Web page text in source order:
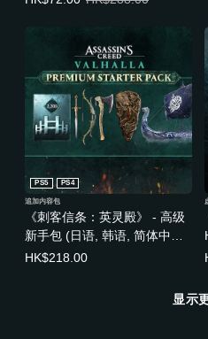
《刺客信条：英灵殿》 - 高级
新手包 (日语, 韩语, 简体中文,
繁体中文, 英语)
PS5 PS4
追加内容包
HK$218.00
显示